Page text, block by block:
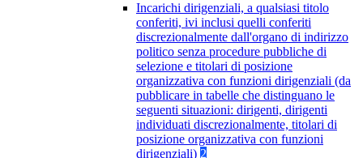
Incarichi dirigenziali, a qualsiasi titolo
conferiti, ivi inclusi quelli conferiti
discrezionalmente dall'organo di indirizzo
politico senza procedure pubbliche di
selezione e titolari di posizione
organizzativa con funzioni dirigenziali (da
pubblicare in tabelle che distinguano le
seguenti situazioni: dirigenti, dirigenti
individuati discrezionalmente, titolari di
posizione organizzativa con funzioni
dirigenziali) 2